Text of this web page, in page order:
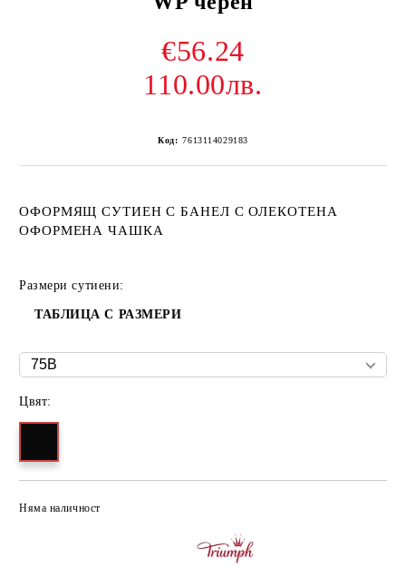
€56.24
110.00лв.
Код: 7613114029183
ОФОРМЯЩ СУТИЕН С БАНЕЛ С ОЛЕКОТЕНА
ОФОРМЕНА ЧАШКА
Размери сутиени:
ТАБЛИЦА С РАЗМЕРИ
Цвят:
Няма наличност